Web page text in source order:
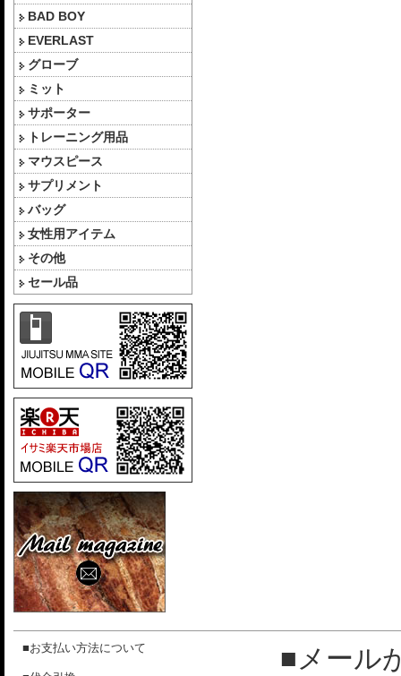
BAD BOY
EVERLAST
グローブ
ミット
サポーター
トレーニング用品
マウスピース
サプリメント
バッグ
女性用アイテム
その他
セール品
■お支払い方法について
■メール